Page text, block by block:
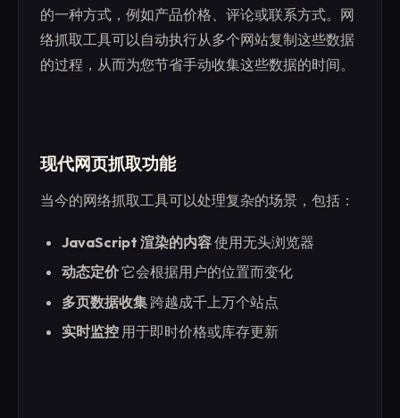
的一种方式，例如产品价格、评论或联系方式。网
络抓取工具可以自动执行从多个网站复制这些数据
的过程，从而为您节省手动收集这些数据的时间。
现代网页抓取功能
当今的网络抓取工具可以处理复杂的场景，包括：
JavaScript 渲染的内容使用无头浏览器
动态定价它会根据用户的位置而变化
多页数据收集 跨越成千上万个站点
实时监控 用于即时价格或库存更新